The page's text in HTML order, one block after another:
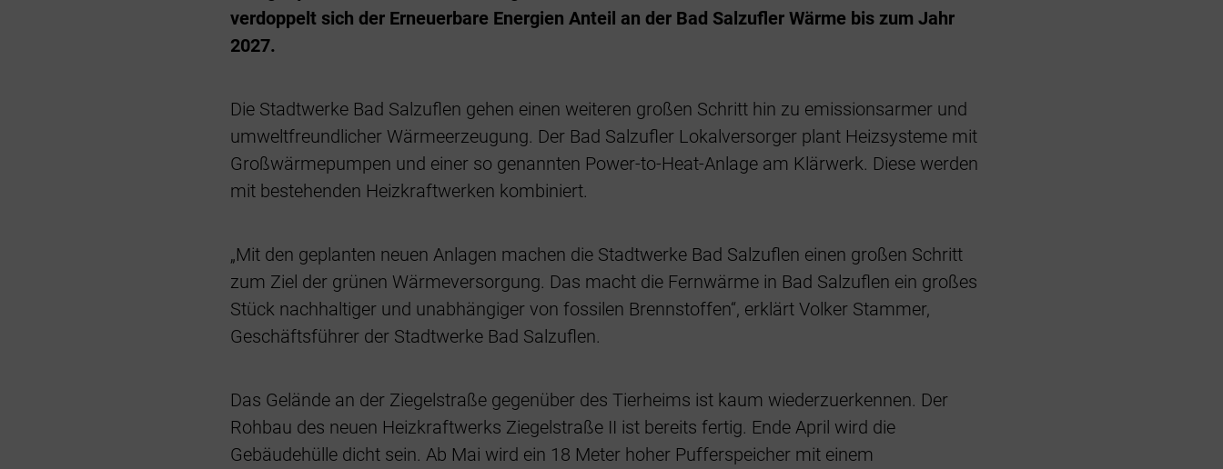
verdoppelt sich der Erneuerbare Energien Anteil an der Bad Salzufler Wärme bis zum Jahr
2027.
Die Stadtwerke Bad Salzuflen gehen einen weiteren großen Schritt hin zu emissionsarmer und
umweltfreundlicher Wärmeerzeugung. Der Bad Salzufler Lokalversorger plant Heizsysteme mit
Großwärmepumpen und einer so genannten Power-to-Heat-Anlage am Klärwerk. Diese werden
mit bestehenden Heizkraftwerken kombiniert.
„Mit den geplanten neuen Anlagen machen die Stadtwerke Bad Salzuflen einen großen Schritt
zum Ziel der grünen Wärmeversorgung. Das macht die Fernwärme in Bad Salzuflen ein großes
Stück nachhaltiger und unabhängiger von fossilen Brennstoffen“, erklärt Volker Stammer,
Geschäftsführer der Stadtwerke Bad Salzuflen.
Das Gelände an der Ziegelstraße gegenüber des Tierheims ist kaum wiederzuerkennen. Der
Rohbau des neuen Heizkraftwerks Ziegelstraße II ist bereits fertig. Ende April wird die
Gebäudehülle dicht sein. Ab Mai wird ein 18 Meter hoher Pufferspeicher mit einem